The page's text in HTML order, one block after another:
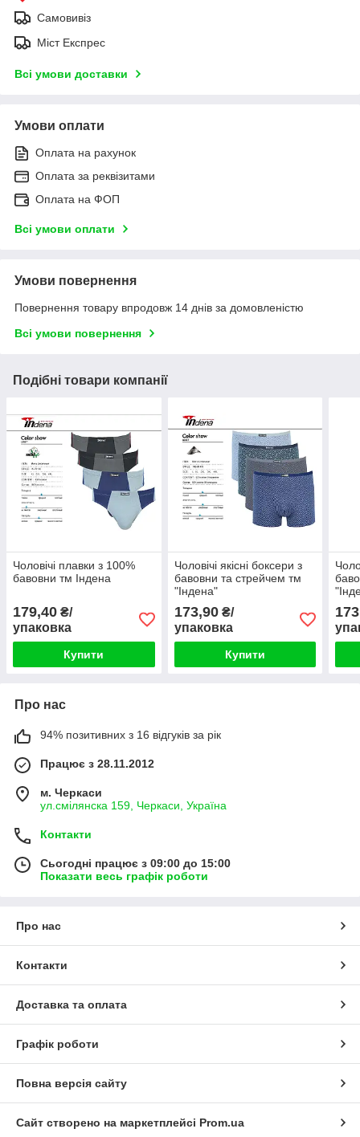
Самовивіз
Міст Експрес
Всі умови доставки
Умови оплати
Оплата на рахунок
Оплата за реквізитами
Оплата на ФОП
Всі умови оплати
Умови повернення
Повернення товару впродовж 14 днів за домовленістю
Всі умови повернення
Подібні товари компанії
Чоловічі плавки з 100%
бавовни тм Індена
179,40 ₴/
упаковка
Купити
Чоловічі якісні боксери з
бавовни та стрейчем тм
"Індена"
173,90₴/
упаковка
Купити
Про нас
94% позитивних з 16 відгуків за рік
Працює з 28.11.2012
м. Черкаси
ул.смілянска 159, Черкаси, Україна
Контакти
Сьогодні працює з 09:00 до 15:00
Показати весь графік роботи
Про нас
Контакти
Доставка та оплата
Графік роботи
Повна версія сайту
Сайт створено на маркетплейсі Prom.ua